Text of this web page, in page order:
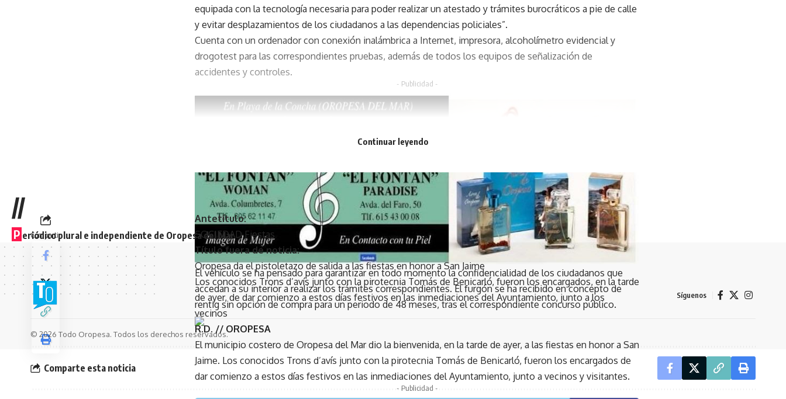
equipada con la tecnología necesaria para poder realizar un atestado y trámites burocráticos a pie de calle
y evitar desplazamientos de los ciudadanos a las dependencias policiales”.
Cuenta con un ordenador con conexión inalámbrica a Internet, impresora, alcoholímetro evidencial y
drogotest para las correspondientes pruebas, además de todos los equipos de señalización de
accidentes y controles.
- Publicidad -
El vehículo se ha pensado para garantizar en todo momento la confidencialidad de los ciudadanos que
accedan a su interior a realizar los trámites correspondientes. El furgón se ha recibido en concepto de
rentig sin opción de compra para un periodo de 48 meses, tras el correspondiente concurso público.
Comparte esta noticia
Compartir
Antetítulo:
SOCIEDAD Fiestas
Título fuera de noticia:
Oropesa da el pistoletazo de salida a las fiestas en honor a San Jaime
Los conocidos Trons d’avís junto con la pirotecnia Tomás de Benicarló, fueron los encargados, en la tarde
de ayer, de dar comienzo a estos días festivos en las inmediaciones del Ayuntamiento, junto a los
vecinos
R.D. // OROPESA
El municipio costero de Oropesa del Mar dio la bienvenida, en la tarde de ayer, a las fiestas en honor a San
Jaime. Los conocidos Trons d’avís junto con la pirotecnia Tomás de Benicarló, fueron los encargados de
dar comienzo a estos días festivos en las inmediaciones del Ayuntamiento, junto a vecinos y visitantes.
- Publicidad -
Continuar leyendo
//
P eriódico plural e independiente de Oropesa del Mar
Síguenos
© 2026 Todo Oropesa. Todos los derechos reservados.